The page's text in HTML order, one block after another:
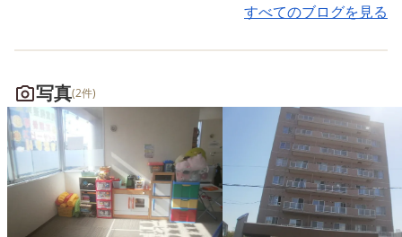
も天気が良く、道中も車内か
ら海がとてもきれいに見えて
大盛り上がりでした☆ 博物
館に到着して、館内の展示ス
ペースに入るとすぐに大きな
機関車が大迫力で展示されて
おり、 子どもたちは大喜び
です(⋈◍＞◡＜◍)。✧♡ 大
成しました♪ 色紙をちぎ
担当の箇所をみんな丁寧
も個性が出ていて素敵な
に仕上がりました(^^♪
なさまとおだいりさまに
くお顔を描いて完成！！
らく壁の一番目立つ位置
すべてのブログを見る
写真(2件)